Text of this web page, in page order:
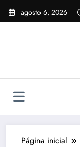
Pular
para
agosto 6, 2026
Página inicial